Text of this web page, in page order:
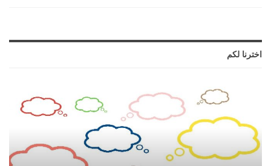
اخترنا لكم